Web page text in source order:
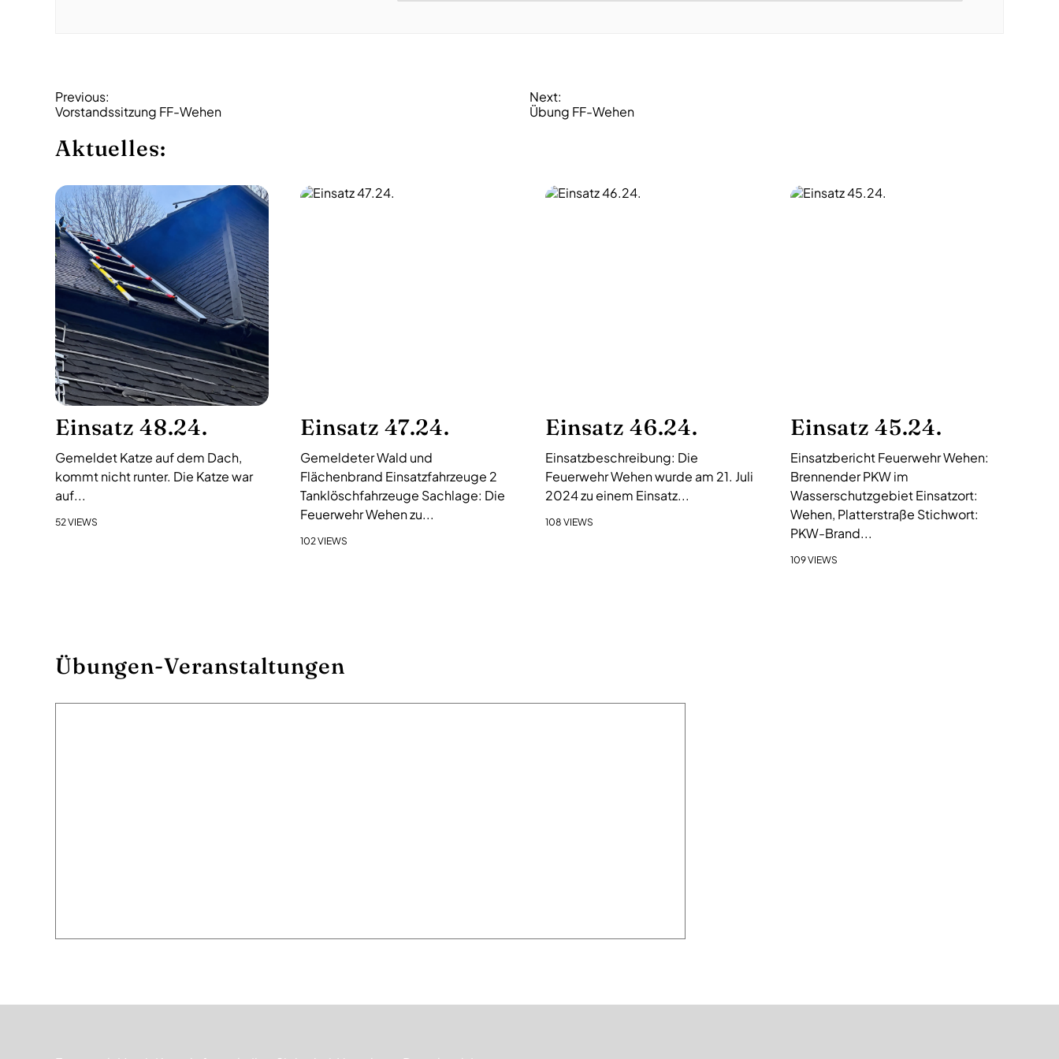
B
e
i
r
a
g
s
-
N
a
v
i
g
a
t
i
o
n
Previous:
Vorstandssitzung FF-Wehen
Next:
Übung FF-Wehen
Aktuelles:
Einsatz 48.24.
Gemeldet Katze auf dem Dach,
kommt nicht runter. Die Katze war
auf...
52 VIEWS
Einsatz 47.24.
Gemeldeter Wald und
Flächenbrand Einsatzfahrzeuge 2
Tanklöschfahrzeuge Sachlage: Die
Feuerwehr Wehen zu...
102 VIEWS
Einsatz 46.24.
Einsatzbeschreibung: Die
Feuerwehr Wehen wurde am 21. Juli
2024 zu einem Einsatz...
108 VIEWS
Einsatz 45.24.
Einsatzbericht Feuerwehr Wehen:
Brennender PKW im
Wasserschutzgebiet Einsatzort:
Wehen, Platterstraße Stichwort:
PKW-Brand...
109 VIEWS
Übungen-Veranstaltungen